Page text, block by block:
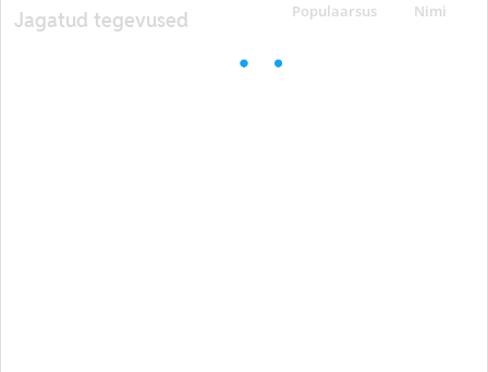
Populaarsus Nimi
Jagatud tegevused